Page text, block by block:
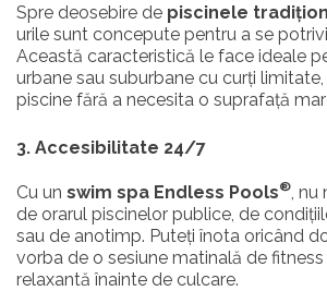
Spre deosebire de piscinele
urile sunt concepute pentru a se
Această caracteristică le face ideale
urbane sau suburbane cu curți
piscine fără a necesita o suprafață
3. Accesibilitate 24/7
Cu un swim spa Endless Pools®, nu
de orarul piscinelor publice, de
sau de anotimp. Puteți înota oricând
vorba de o sesiune matinală de
relaxantă înainte de culcare.